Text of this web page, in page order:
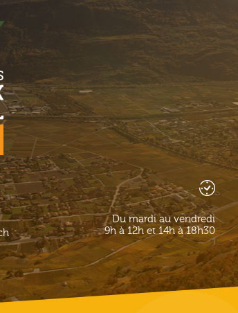
Du mardi au vendredi
9h à 12h et 14h à 18h30